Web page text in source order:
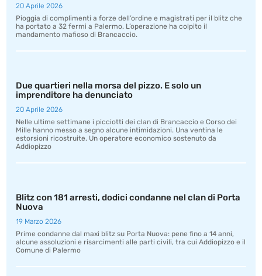
20 Aprile 2026
Pioggia di complimenti a forze dell’ordine e magistrati per il blitz che
ha portato a 32 fermi a Palermo. L’operazione ha colpito il
mandamento mafioso di Brancaccio.
Due quartieri nella morsa del pizzo. E solo un
imprenditore ha denunciato
20 Aprile 2026
Nelle ultime settimane i picciotti dei clan di Brancaccio e Corso dei
Mille hanno messo a segno alcune intimidazioni. Una ventina le
estorsioni ricostruite. Un operatore economico sostenuto da
Addiopizzo
Blitz con 181 arresti, dodici condanne nel clan di Porta
Nuova
19 Marzo 2026
Prime condanne dal maxi blitz su Porta Nuova: pene fino a 14 anni,
alcune assoluzioni e risarcimenti alle parti civili, tra cui Addiopizzo e il
Comune di Palermo